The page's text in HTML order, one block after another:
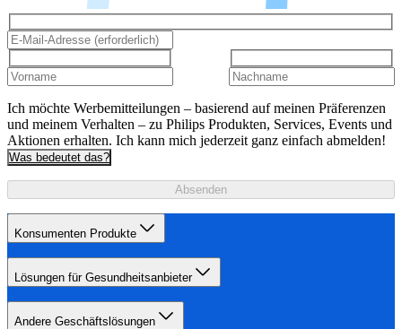
Ich möchte Werbemitteilungen – basierend auf meinen Präferenzen
und meinem Verhalten – zu Philips Produkten, Services, Events und
Aktionen erhalten. Ich kann mich jederzeit ganz einfach abmelden!
Was bedeutet das?
Absenden
Konsumenten Produkte
Lösungen für Gesundheitsanbieter
Andere Geschäftslösungen